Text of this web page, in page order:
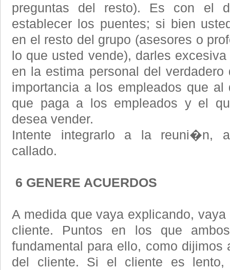
preguntas del resto). Es con el
establecer los puentes; si bien
en el resto del grupo (asesores o
lo que usted vende), darles
en la estima personal del
importancia a los empleados que
que paga a los empleados y el
desea vender.
Intente integrarlo a la reuni�n,
callado.
6 GENERE ACUERDOS
A medida que vaya explicando,
cliente. Puntos en los que
fundamental para ello, como dijimos
del cliente. Si el cliente es